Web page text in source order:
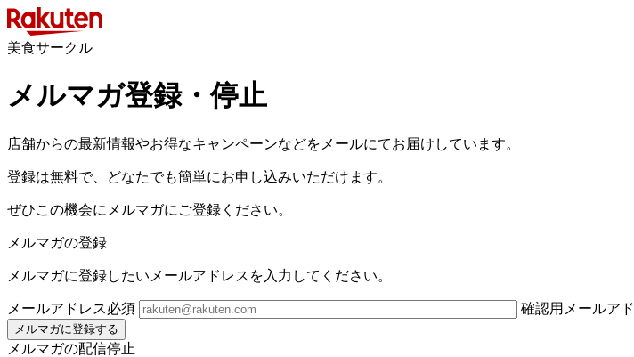
美食サークル
メルマガ登録・停止
店舗からの最新情報やお得なキャンペーンなどをメールにてお届けしています。
登録は無料で、どなたでも簡単にお申し込みいただけます。
ぜひこの機会にメルマガにご登録ください。
メルマガの登録
メルマガに登録したいメールアドレスを入力してください。
メールアドレス必須 確認用メールア
メルマガに登録する
メルマガの配信停止